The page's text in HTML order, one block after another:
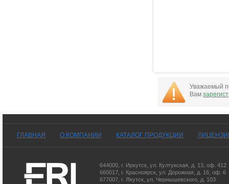
Уважаемый
Вам
ГЛАВНАЯ О КОМПАНИИ КАТАЛОГ ПРОДУКЦИИ
644000 г. Иркутск ул. Култукская, д. 13 , оф. 412
660017 г. Красноярск ул. Дорожная, д. 16, оф. 6
677007 г. Якутск ул. Чернышевского, д. 103